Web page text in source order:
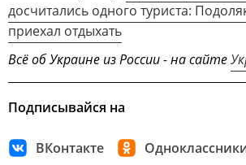
досчитались одного туриста:
приехал отдыхать
Всё об Украине из России - на сайте
Подписывайся на
ВКонтакте